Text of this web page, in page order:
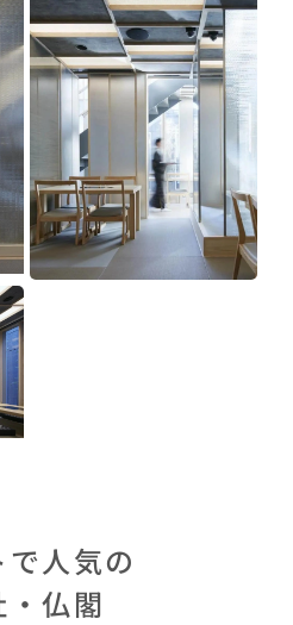
人気の
・仏閣